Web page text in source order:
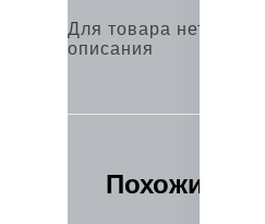
Для товара нет
описания
Похожие